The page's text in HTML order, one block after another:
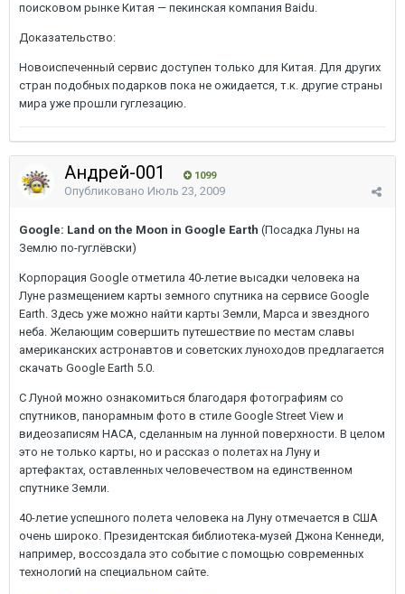
поисковом рынке Китая — пекинская компания Baidu.
Доказательство:
Новоиспеченный сервис доступен только для Китая. Для других
стран подобных подарков пока не ожидается, т.к. другие страны
мира уже прошли гуглезацию.
Андрей-001 1099
Опубликовано Июль 23, 2009
Google: Land on the Moon in Google Earth (Посадка Луны на
Землю по-гуглёвски)
Корпорация Google отметила 40-летие высадки человека на
Луне размещением карты земного спутника на сервисе Google
Earth. Здесь уже можно найти карты Земли, Марса и звездного
неба. Желающим совершить путешествие по местам славы
американских астронавтов и советских луноходов предлагается
скачать Google Earth 5.0.
С Луной можно ознакомиться благодаря фотографиям со
спутников, панорамным фото в стиле Google Street View и
видеозаписям НАСА, сделанным на лунной поверхности. В целом
это не только карты, но и рассказ о полетах на Луну и
артефактах, оставленных человечеством на единственном
спутнике Земли.
40-летие успешного полета человека на Луну отмечается в США
очень широко. Президентская библиотека-музей Джона Кеннеди,
например, воссоздала это событие с помощью современных
технологий на специальном сайте.